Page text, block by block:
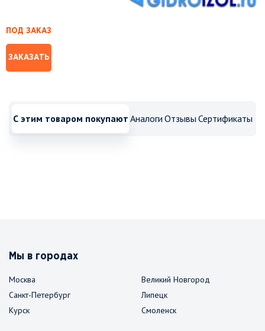
ПОД ЗАКАЗ
ЗАКАЗАТЬ
С этим товаром покупают Аналоги Отзывы Сертификаты
Мы в городах
Москва
Санкт-Петербург
Курск
Великий Новгород
Липецк
Смоленск